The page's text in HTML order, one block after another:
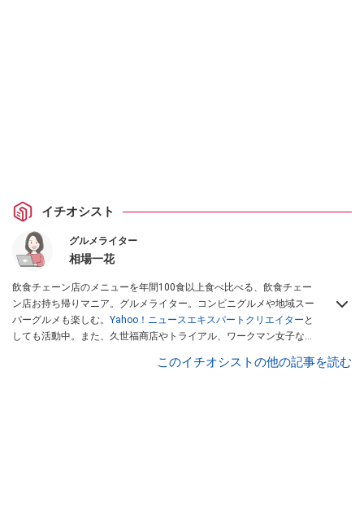
イチオシスト
グルメライター
相場一花
飲食チェーン店のメニューを年間100食以上食べ比べる、飲食チェー
ン店お持ち帰りマニア。グルメライター。コンビニグルメや地域スー
パーグルメも楽しむ。 Yahoo！ニュースエキスパートクリエイター と
しても活動中。また、久世福商店やトライアル、ワークマン女子など
、集英社「週刊プレイボーイ」、宝島
このイチオシストの他の記事を読む